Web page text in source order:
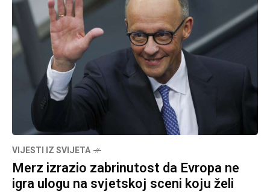
VIJESTI IZ SVIJETA
Merz izrazio zabrinutost da Evropa ne
igra ulogu na svjetskoj sceni koju želi